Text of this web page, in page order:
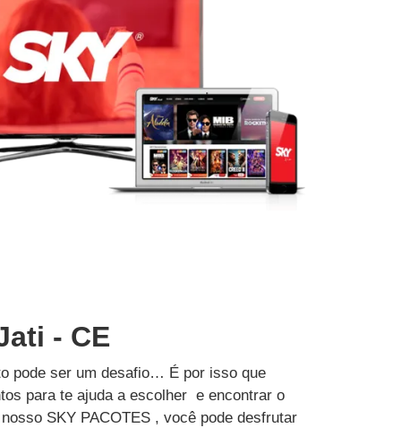
- CE
pode ser um desafio… É por isso que
para te ajuda a escolher e encontrar o
SKY PACOTES , você pode desfrutar